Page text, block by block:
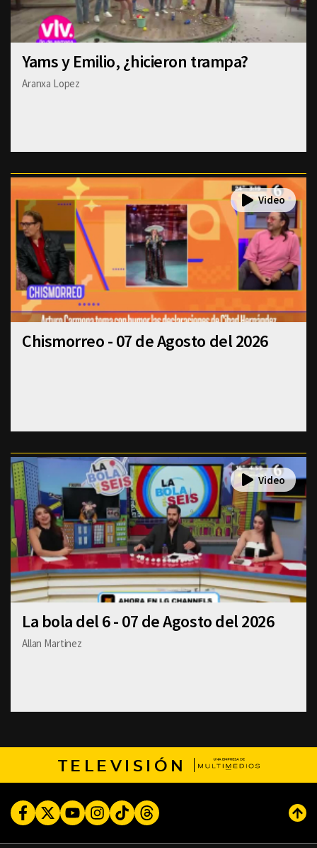
Yams y Emilio, ¿hicieron trampa?
Aranxa Lopez
Chismorreo - 07 de Agosto del 2026
La bola del 6 - 07 de Agosto del 2026
Allan Martinez
TELEVISIÓN
FacebookTwitterYoutubeInstagram
TikTokThreads